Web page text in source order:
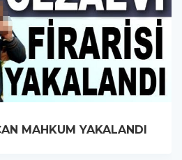
MAHKUM YAKALANDI